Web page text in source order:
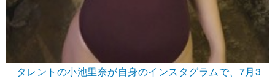
タレントの小池里奈が自身のインスタグラムで、7月3